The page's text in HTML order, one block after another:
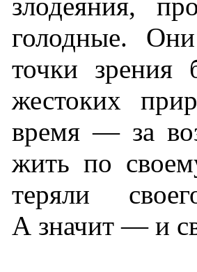
голодные.
точки зрения
жестоких
время — за
жить по
теряли
А значит — и